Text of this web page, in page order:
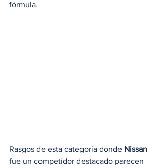
fórmula.
Rasgos de esta categoría donde Nissan
fue un competidor destacado parecen